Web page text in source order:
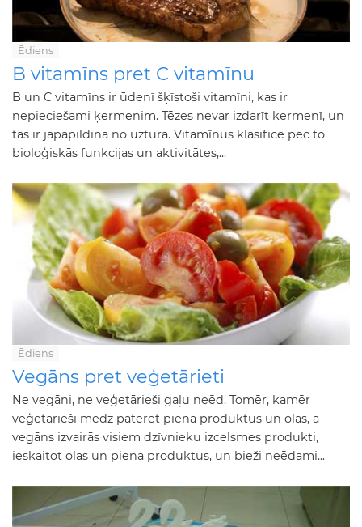
Ēdiens
B vitamīns pret C vitamīnu
B un C vitamīns ir ūdenī šķīstoši vitamīni, kas ir
nepieciešami ķermenim. Tēzes nevar izdarīt ķermenī, un
tās ir jāpapildina no uztura. Vitamīnus klasificē pēc to
bioloģiskās funkcijas un aktivitātes,...
Ēdiens
Vegāns pret veģetārieti
Ne vegāni, ne veģetārieši gaļu neēd. Tomēr, kamēr
veģetārieši mēdz patērēt piena produktus un olas, a
vegāns izvairās visiem dzīvnieku izcelsmes produkti,
ieskaitot olas un piena produktus, un bieži neēdami...